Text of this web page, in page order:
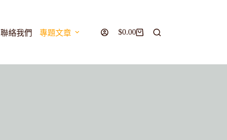
聯絡我們 專題文章 $0.00